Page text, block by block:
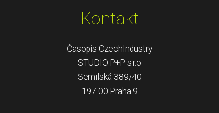
Kontakt
Časopis CzechIndustry
STUDIO P+P s.r.o
Semilská 389/40
197 00 Praha 9